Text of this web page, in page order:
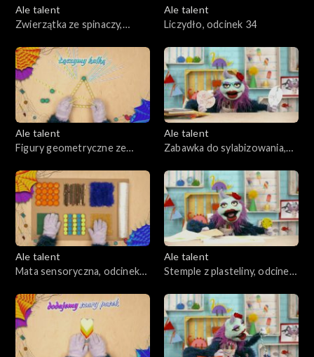
Ale talent
Zwierzątka ze spinaczy,
Ale talent
Liczydło, odcinek 34
Ale talent
Figury geometryczne ze
35
Ale talent
Zabawka do sylabizowania,
Ale talent
Mata sensoryczna, odcinek
Ale talent
Stemple z plasteliny, odcinek